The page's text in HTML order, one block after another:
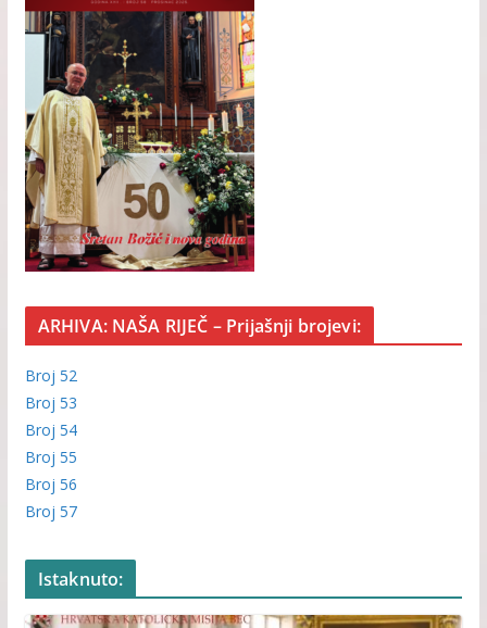
ARHIVA: NAŠA RIJEČ – Prijašnji brojevi:
Broj 52
Broj 53
Broj 54
Broj 55
Broj 56
Broj 57
Istaknuto: